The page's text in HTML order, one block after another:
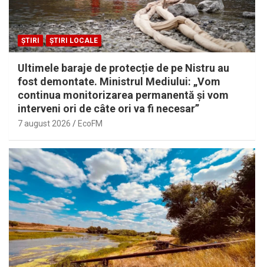
ȘTIRI ȘTIRI LOCALE
Ultimele baraje de protecție de pe Nistru au
fost demontate. Ministrul Mediului: „Vom
continua monitorizarea permanentă și vom
interveni ori de câte ori va fi necesar”
7 august 2026 EcoFM